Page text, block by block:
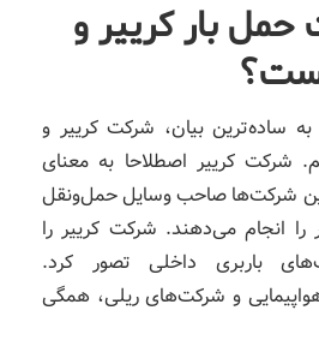
بار کرییر و
ساده‌ترین بیان، شرکت کرییر و
شرکت کرییر اصطلاحا به معنای
شرکت‌ها صاحب وسایل حمل‌ونقل
را انجام می‌دهند. شرکت کرییر را
باربری داخلی تصور کرد.
و شرکت‌های ریلی، همگی